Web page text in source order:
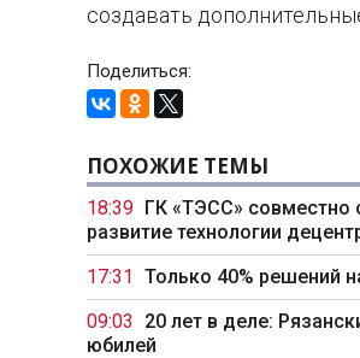
создавать
Поделиться:
ПОХОЖИЕ ТЕМЫ
18:39 ГК «ТЭСС» совместно
развитие технологии
17:31 Только 40% решений
09:03
20 лет в деле:
юбилей